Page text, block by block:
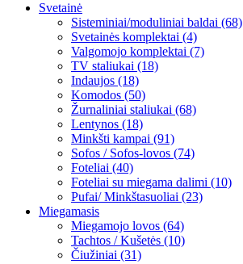
Svetainė
Sisteminiai/moduliniai baldai (68)
Svetainės komplektai (4)
Valgomojo komplektai (7)
TV staliukai (18)
Indaujos (18)
Komodos (50)
Žurnaliniai staliukai (68)
Lentynos (18)
Minkšti kampai (91)
Sofos / Sofos-lovos (74)
Foteliai (40)
Foteliai su miegama dalimi (10)
Pufai/ Minkštasuoliai (23)
Miegamasis
Miegamojo lovos (64)
Tachtos / Kušetės (10)
Čiužiniai (31)